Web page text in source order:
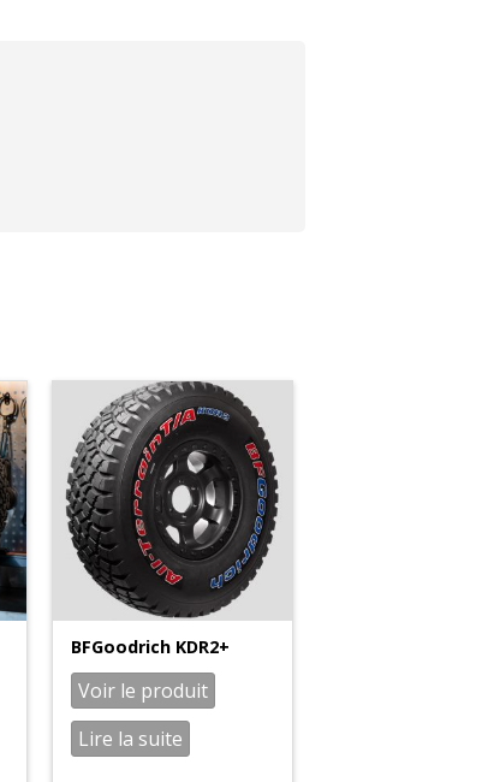
BFGoodrich KDR2+
Voir le produit
Lire la suite